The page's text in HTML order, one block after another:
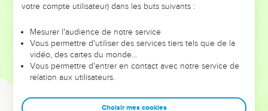
leur foi ou leur vision. Mais on voit moins les doutes, les erreurs
et les saisons difficiles qu'ils ont traversés, alors même que ce
sont elles qui les ont façonnés.
Dans cette conférence, leaders, entrepreneurs, et responsables
clés pour avancer avec plus de sagesse afin que leurs erreurs
votre compte utilisateur) dans les buts suivants :
Mesurer l'audience de notre service
Vous permettre d'utiliser des services tiers tels que de la
vidéo, des cartes du monde…
Vous permettre d'entrer en contact avec notre service de
relation aux utilisateurs.
Choisir mes cookies